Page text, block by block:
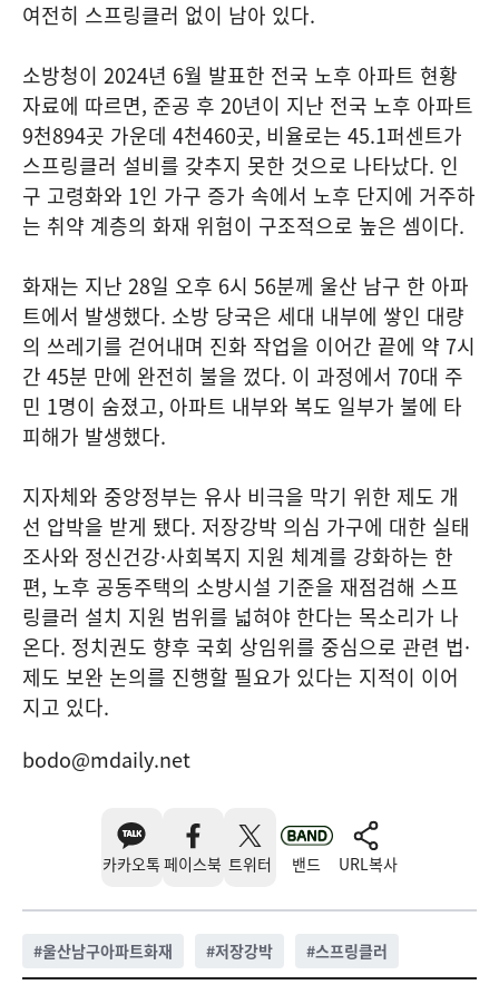
여전히 스프링클러 없이 남아 있다.
소방청이 2024년 6월 발표한 전국 노후 아파트 현황
자료에 따르면, 준공 후 20년이 지난 전국 노후 아파트
9천894곳 가운데 4천460곳, 비율로는 45.1퍼센트가
스프링클러 설비를 갖추지 못한 것으로 나타났다. 인
구 고령화와 1인 가구 증가 속에서 노후 단지에 거주하
는 취약 계층의 화재 위험이 구조적으로 높은 셈이다.
화재는 지난 28일 오후 6시 56분께 울산 남구 한 아파
트에서 발생했다. 소방 당국은 세대 내부에 쌓인 대량
의 쓰레기를 걷어내며 진화 작업을 이어간 끝에 약 7시
간 45분 만에 완전히 불을 껐다. 이 과정에서 70대 주
민 1명이 숨졌고, 아파트 내부와 복도 일부가 불에 타
피해가 발생했다.
지자체와 중앙정부는 유사 비극을 막기 위한 제도 개
선 압박을 받게 됐다. 저장강박 의심 가구에 대한 실태
조사와 정신건강·사회복지 지원 체계를 강화하는 한
편, 노후 공동주택의 소방시설 기준을 재점검해 스프
링클러 설치 지원 범위를 넓혀야 한다는 목소리가 나
온다. 정치권도 향후 국회 상임위를 중심으로 관련 법·
제도 보완 논의를 진행할 필요가 있다는 지적이 이어
지고 있다.
bodo@mdaily.net
카카오톡 페이스북 트위터 밴드 URL복사
#울산남구아파트화재 #저장강박 #스프링클러